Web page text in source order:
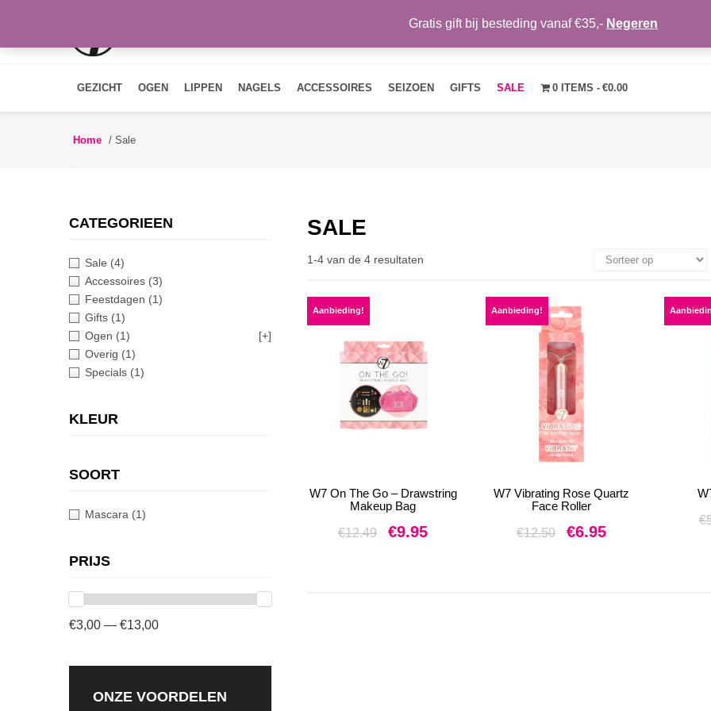
OVER ONS NIEUWS CONTACT MIJN ACCOUNT
GEZICHT OGEN LIPPEN NAGELS ACCESSOIRES SEIZOEN GIFTS SALE 0 ITEMS €0.00
Home / Sale
CATEGORIEEN
Sale (4)
Accessoires (3)
Feestdagen (1)
Gifts (1)
Ogen (1)
[+]
Overig (1)
Specials (1)
KLEUR
SOORT
Mascara (1)
PRIJS
€3,00 — €13,00
ONZE VOORDELEN
SALE
1-4 van de 4 resultaten
Aanbieding!
W7 On The Go – Drawstring
Makeup Bag
€12.49
Oorspronkelijke
€9.95
Aanbieding!
W7 Vibrating Rose Quartz
Face Roller
€12.50
Oorspronkelijke
€6.95
€
Gratis gift bij besteding vanaf €35,- Negeren